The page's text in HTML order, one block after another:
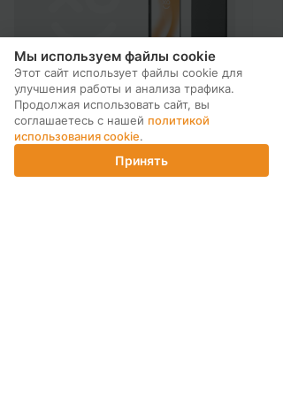
Корзина
Мы используем файлы cookie
Этот сайт использует файлы cookie для
улучшения работы и анализа трафика.
Продолжая использовать сайт, вы
соглашаетесь с нашей политикой
использования cookie.
Принять